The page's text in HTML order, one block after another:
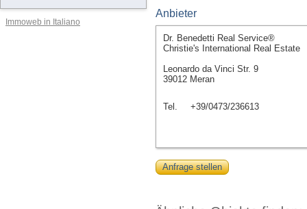
Immoweb in Italiano
Anbieter
Dr. Benedetti Real Service®
Christie's International Real Estate
Leonardo da Vinci Str. 9
39012 Meran
Tel. +39/0473/236613
Anfrage stellen